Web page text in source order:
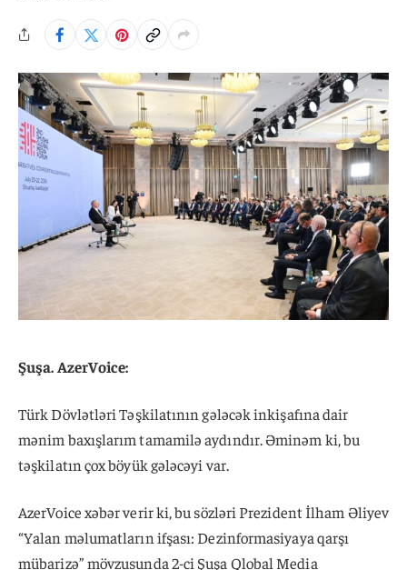
Şuşa. AzerVoice:
Türk Dövlətləri Təşkilatının gələcək inkişafına dair
mənim baxışlarım tamamilə aydındır. Əminəm ki, bu
təşkilatın çox böyük gələcəyi var.
AzerVoice xəbər verir ki, bu sözləri Prezident İlham Əliyev
“Yalan məlumatların ifşası: Dezinformasiyaya qarşı
mübarizə” mövzusunda 2-ci Şuşa Qlobal Media